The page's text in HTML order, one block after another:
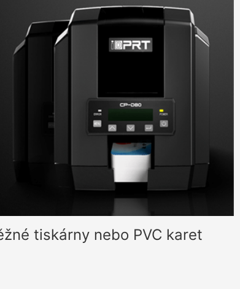
tiskárny nebo PVC karet